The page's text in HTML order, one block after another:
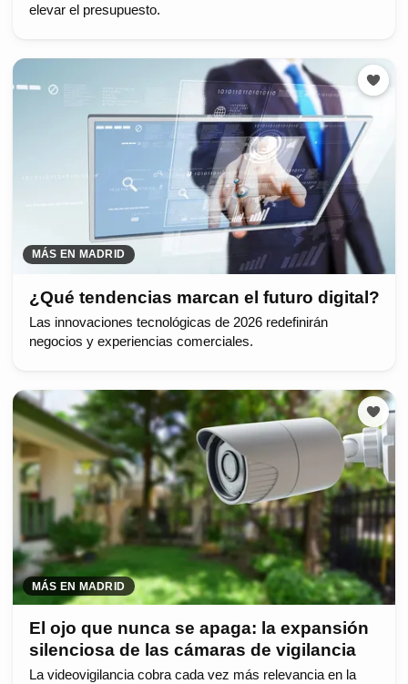
elevar el presupuesto.
MÁS EN MADRID
¿Qué tendencias marcan el futuro digital?
Las innovaciones tecnológicas de 2026 redefinirán
negocios y experiencias comerciales.
MÁS EN MADRID
El ojo que nunca se apaga: la expansión
silenciosa de las cámaras de vigilancia
La videovigilancia cobra cada vez más relevancia en la